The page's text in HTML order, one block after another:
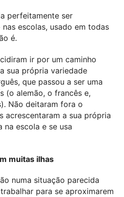
perfeitamente ser
escolas, usado em todas
é.
ir por um caminho
sua própria variedade
que passou a ser uma
(o alemão, o francês e,
Não deitaram fora o
acrescentaram a sua própria
na escola e se usa
muitas ilhas
numa situação parecida
para se aproximarem